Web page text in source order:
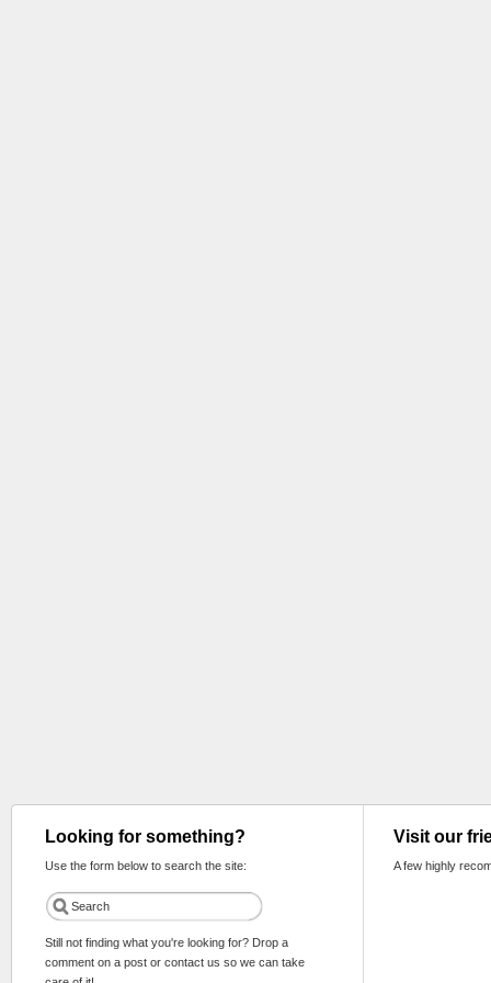
Looking for something?
Use the form below to search the site:
Still not finding what you're looking for? Drop a
comment on a post or contact us so we can take
Visit our
A few highly